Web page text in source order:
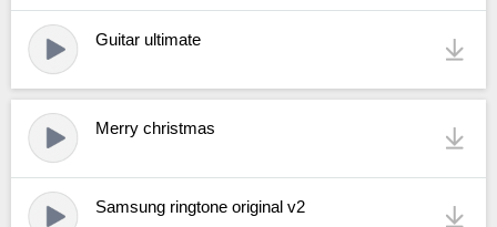
Guitar ultimate
Merry christmas
Samsung ringtone original v2